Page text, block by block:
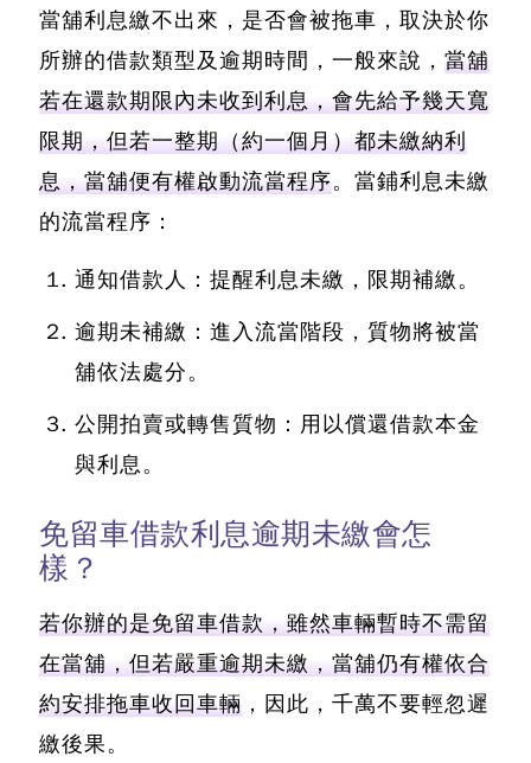
當舖利息繳不出來，是否會被拖車，取決於你
所辦的借款類型及逾期時間，一般來說， 當舖
若在還款期限內未收到利息，會先給予幾天寬
限期，但若一整期（約一個月）都未繳納利
息，當舖便有權啟動流當程序。當鋪利息未繳
的流當程序：
通知借款人： 提醒利息未繳，限期補繳。
逾期未補繳： 進入流當階段，質物將被當
舖依法處分。
公開拍賣或轉售質物： 用以償還借款本金
與利息。
免留車借款利息逾期未繳會怎
樣？
若你辦的是免留車借款，雖然車輛暫時不需留
在當舖，但若嚴重逾期未繳，當舖仍有權依合
約安排拖車收回車輛 ，因此，千萬不要輕忽遲
繳後果。